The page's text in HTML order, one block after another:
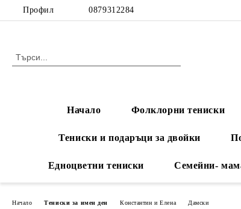
Профил 0879312284
Начало Фолклорни тениски
Тениски и подаръци за двойки
Едноцветни тениски Семейни-
Начало Тениски за имен ден Константин и Елена Дамски